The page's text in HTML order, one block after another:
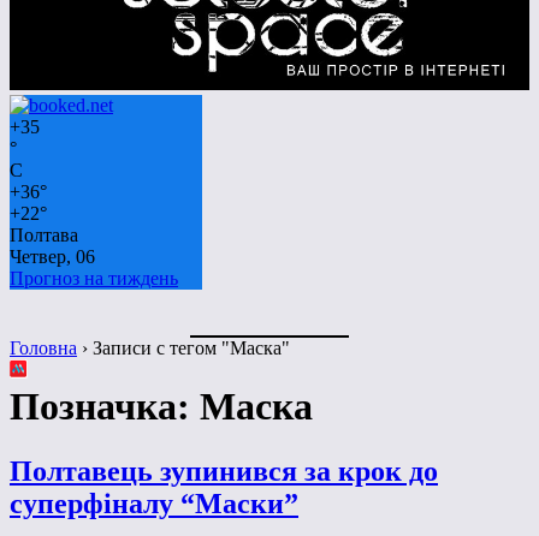
+35
°
C
+36°
+22°
Полтава
Четвер, 06
Прогноз на тиждень
Головна › Записи с тегом "Маска"
Позначка: Маска
Полтавець зупинився за крок до
суперфіналу “Маски”